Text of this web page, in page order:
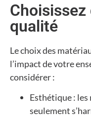
qualité
Le choix des
l’impact de votre
considérer :
Esthétique :
seulement